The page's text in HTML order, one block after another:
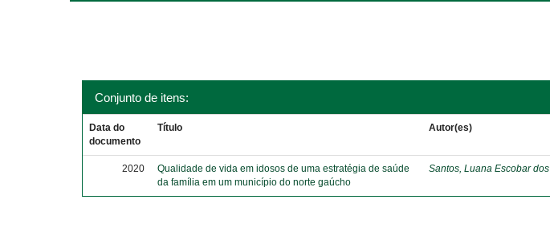
Conjunto de itens:
Data do
documento
Título Autor(es)
2020
Qualidade de vida em idosos de uma estratégia de saúde
da família em um município do norte gaúcho
Santos, Luana Escobar dos